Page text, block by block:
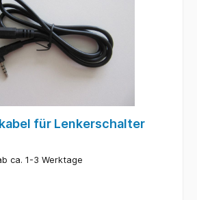
für Lenkerschalter
ca. 1-3 Werktage